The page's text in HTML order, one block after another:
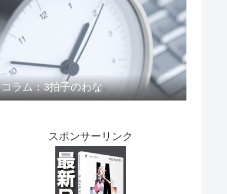
コラム：3拍子のわな
スポンサーリンク